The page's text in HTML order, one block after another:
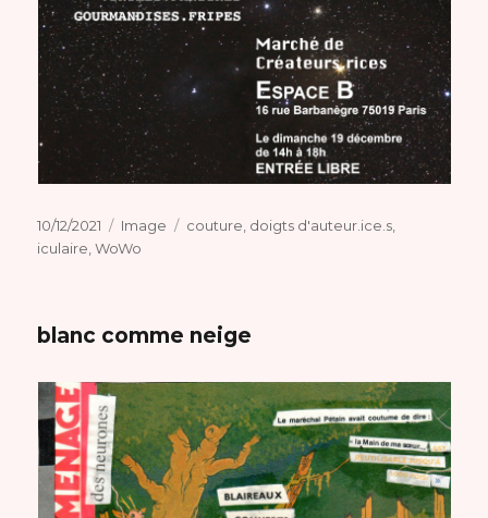
Publié
le
10/12/2021 Format
Image Catégories
couture, doigts d'auteur.ice.s,
iculaire,WoWo
blanc comme neige